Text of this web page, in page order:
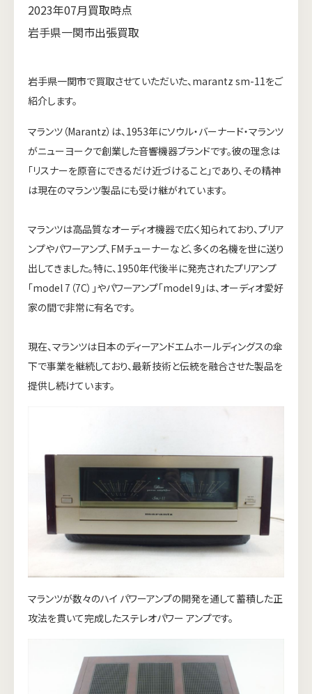
2023年07月買取時点
岩手県一関市出張買取
岩手県一関市で買取させていただいた、marantz sm-11をご
紹介します。
マランツ（Marantz）は、1953年にソウル・バーナード・マランツ
がニューヨークで創業した音響機器ブランドです。彼の理念は
「リスナーを原音にできるだけ近づけること」であり、その精神
は現在のマランツ製品にも受け継がれています。
マランツは高品質なオーディオ機器で広く知られており、プリア
ンプやパワーアンプ、FMチューナーなど、多くの名機を世に送り
出してきました。特に、1950年代後半に発売されたプリアンプ
「model 7（7C）」やパワーアンプ「model 9」は、オーディオ愛好
家の間で非常に有名です。
現在、マランツは日本のディーアンドエムホールディングスの傘
下で事業を継続しており、最新技術と伝統を融合させた製品を
提供し続けています。
マランツが数々のハイ パワーアンプの開発を通して蓄積した正
攻法を貫いて完成したステレオパワー アンプです。